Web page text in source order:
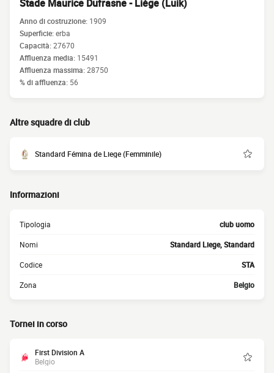
Stade Maurice Dufrasne - Liège (Luik)
Anno di costruzione: 1909
Superficie:erba
Capacità:27670
Affluenza media: 15491
Affluenza massima:28750
% di affluenza: 56
Altre squadre di club
Standard Fémina de Liege (Femminile)
Informazioni
Tipologia club uomo
Nomi Standard Liege, Standard
Codice STA
Zona Belgio
Tornei in corso
First Division A
Belgio